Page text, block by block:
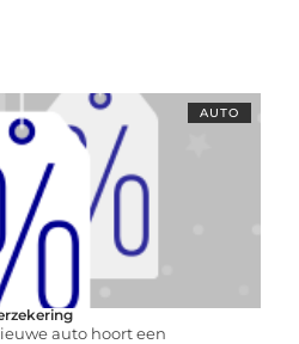
AUTO
auto hoort een